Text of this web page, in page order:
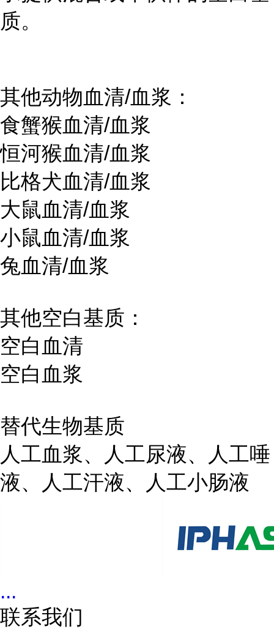
质。
其他动物血清/血浆：
食蟹猴血清/血浆
恒河猴血清/血浆
比格犬血清/血浆
大鼠血清/血浆
小鼠血清/血浆
兔血清/血浆
其他空白基质：
空白血清
空白血浆
替代生物基质
人工血浆、人工尿液、人工唾
液、人工汗液、人工小肠液
...
联系我们